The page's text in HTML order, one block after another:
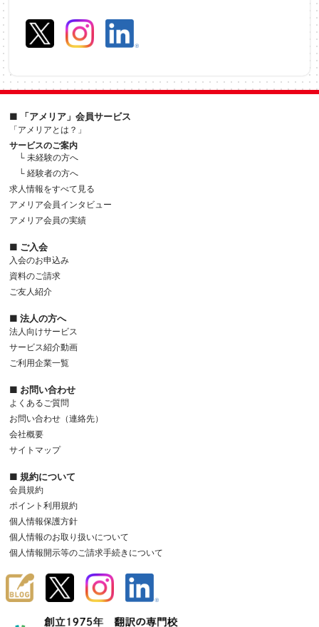
■ 「アメリア」会員サービス
「アメリアとは？」
サービスのご案内
└ 未経験の方へ
└ 経験者の方へ
求人情報をすべて見る
アメリア会員インタビュー
アメリア会員の実績
■ ご入会
入会のお申込み
資料のご請求
ご友人紹介
■ 法人の方へ
法人向けサービス
サービス紹介動画
ご利用企業一覧
■ お問い合わせ
よくあるご質問
お問い合わせ（連絡先）
会社概要
サイトマップ
■ 規約について
会員規約
ポイント利用規約
個人情報保護方針
個人情報のお取り扱いについて
個人情報開示等のご請求手続きについて